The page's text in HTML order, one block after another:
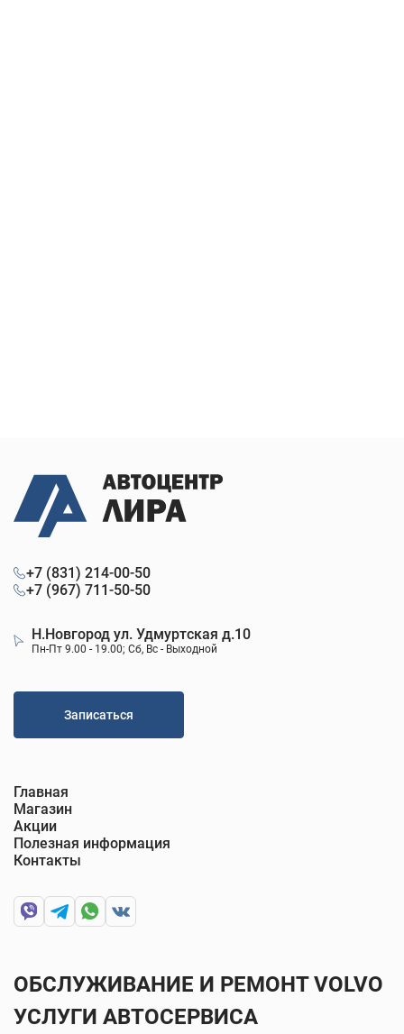
+7 (831) 214-00-50
+7 (967) 711-50-50
Н.Новгород ул. Удмуртская д.10
Пн-Пт 9.00 - 19.00; Сб, Вс - Выходной
Записаться
Главная
Магазин
Акции
Полезная информация
Контакты
ОБСЛУЖИВАНИЕ И РЕМОНТ VOLVO
УСЛУГИ АВТОСЕРВИСА